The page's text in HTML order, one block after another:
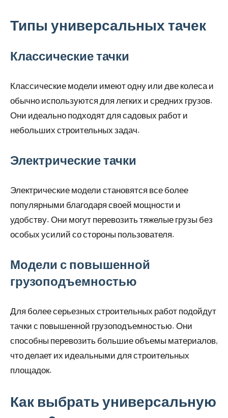
Типы универсальных тачек
Классические тачки
Классические модели имеют одну или две колеса и
обычно используются для легких и средних грузов.
Они идеально подходят для садовых работ и
небольших строительных задач.
Электрические тачки
Электрические модели становятся все более
популярными благодаря своей мощности и
удобству. Они могут перевозить тяжелые грузы без
особых усилий со стороны пользователя.
Модели с повышенной
грузоподъемностью
Для более серьезных строительных работ подойдут
тачки с повышенной грузоподъемностью. Они
способны перевозить большие объемы материалов,
что делает их идеальными для строительных
площадок.
Как выбрать универсальную